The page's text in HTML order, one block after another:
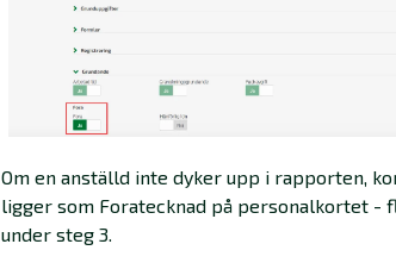
Om en anställd inte dyker upp i rapporten,
ligger som Foratecknad på personalkortet -
under steg 3.